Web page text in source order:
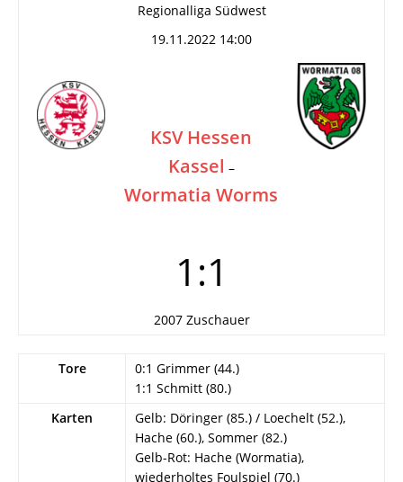
Regionalliga Südwest
19.11.2022 14:00
KSV Hessen
Kassel –
Wormatia Worms
1:1
2007 Zuschauer
Tore
0:1 Grimmer (44.)
1:1 Schmitt (80.)
Karten
Gelb: Döringer (85.) / Loechelt (52.),
Hache (60.), Sommer (82.)
Gelb-Rot: Hache (Wormatia),
wiederholtes Foulspiel (70.)